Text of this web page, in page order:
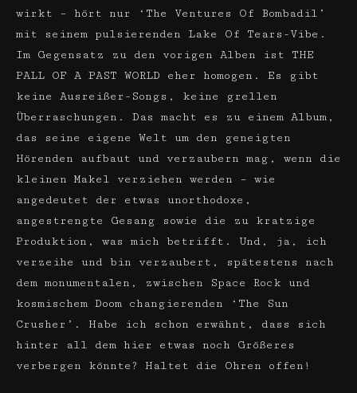
wirkt – hört nur ‘The Ventures Of Bombadil’
mit seinem pulsierenden Lake Of Tears-Vibe.
Im Gegensatz zu den vorigen Alben ist THE
PALL OF A PAST WORLD eher homogen. Es gibt
keine Ausreißer-Songs, keine grellen
Überraschungen. Das macht es zu einem Album,
das seine eigene Welt um den geneigten
Hörenden aufbaut und verzaubern mag, wenn die
kleinen Makel verziehen werden – wie
angedeutet der etwas unorthodoxe,
angestrengte Gesang sowie die zu kratzige
Produktion, was mich betrifft. Und, ja, ich
verzeihe und bin verzaubert, spätestens nach
dem monumentalen, zwischen Space Rock und
kosmischem Doom changierenden ‘The Sun
Crusher’. Habe ich schon erwähnt, dass sich
hinter all dem hier etwas noch Größeres
verbergen könnte? Haltet die Ohren offen!